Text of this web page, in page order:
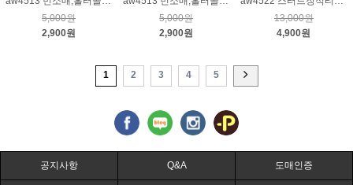
5,000원
2,900원
5,000원
2,900원
13,000원
4,900원
1 2 3 4 5
공지사항 Q&A 도매인증